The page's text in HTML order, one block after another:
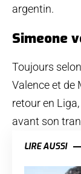
argentin.
Simeone
Toujours
Valence et de
retour en
avant son
LIRE AUSSI